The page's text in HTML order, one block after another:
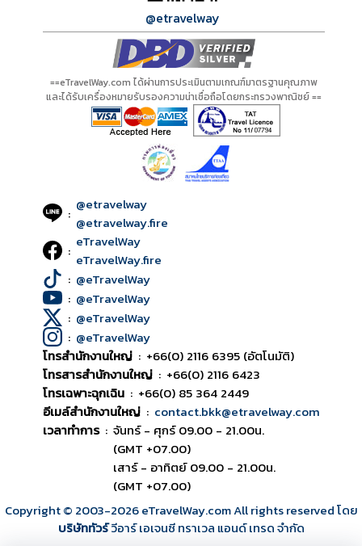
@etravelway
==eTravelWay.com ได้ผ่านการประเมินตามเกณฑ์มาตรฐานคุณภาพ
และได้รับเครื่องหมายรับรองความน่าเชื่อถือโดยกระทรวงพาณิชย์ ==
: @etravelway
@etravelway.fire
: eTravelWay
eTravelWay.fire
: @eTravelWay
: @eTravelWay
: @eTravelWay
: @eTravelWay
โทรสำนักงานใหญ่ : +66(0) 2116 6395 (อัตโนมัติ)
โทรสารสำนักงานใหญ่ : +66(0) 2116 6423
โทรเฉพาะฉุกเฉิน : +66(0) 85 364 2449
อีเมล์สำนักงานใหญ่ : contact.bkk@etravelway.com
เวลาทำการ : จันทร์ - ศุกร์ 09.00 - 21.00น.
(GMT +07.00)
เสาร์ - อาทิตย์ 09.00 - 21.00น.
(GMT +07.00)
Copyright © 2003-2026eTravelWay.com All rights reserved โดย
บริษัททัวร์วีอาร์ เอเจนซี ทราเวล แอนด์ เทรด จำกัด